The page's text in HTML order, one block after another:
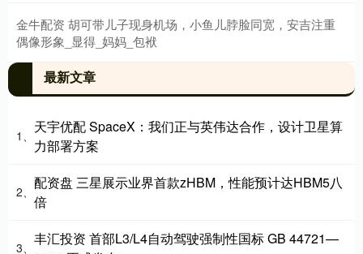
金牛配资 胡可带儿子现身机场，小鱼儿脖脸同宽，安吉注重
偶像形象_显得_妈妈_包袱
最新文章
1、
天宇优配 SpaceX：我们正与英伟达合作，设计卫星算
力部署方案
2、
配资盘 三星展示业界首款zHBM，性能预计达HBM5八
倍
3、
丰汇投资 首部L3/L4自动驾驶强制性国标 GB 44721—